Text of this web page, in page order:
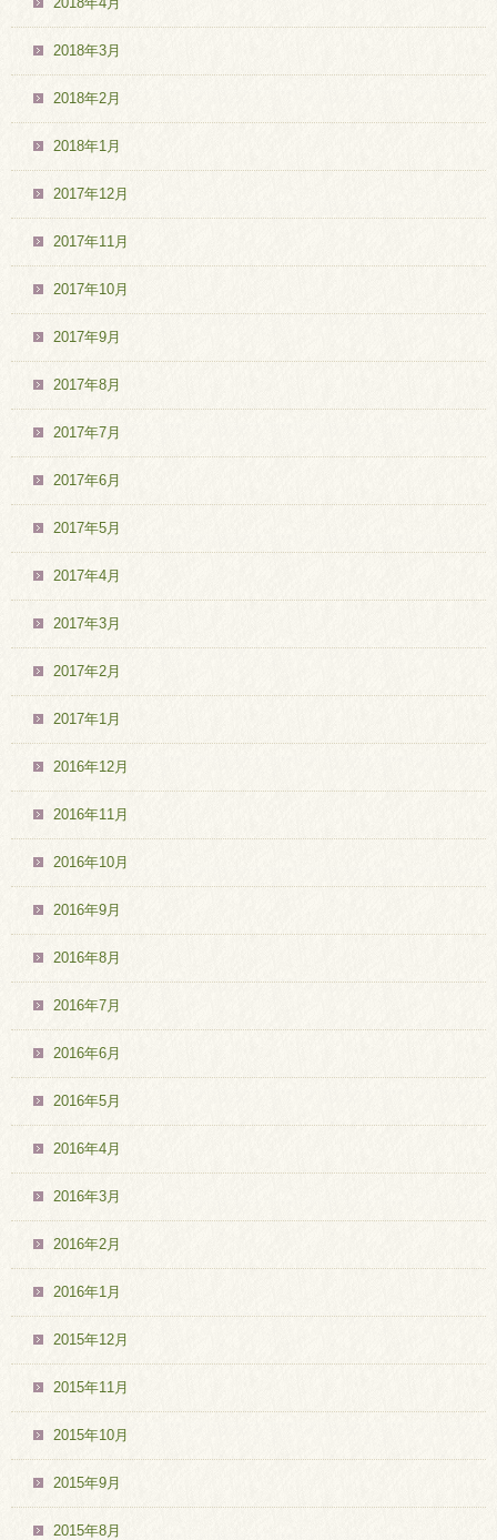
2018年3月
2018年2月
2018年1月
2017年12月
2017年11月
2017年10月
2017年9月
2017年8月
2017年7月
2017年6月
2017年5月
2017年4月
2017年3月
2017年2月
2017年1月
2016年12月
2016年11月
2016年10月
2016年9月
2016年8月
2016年7月
2016年6月
2016年5月
2016年4月
2016年3月
2016年2月
2016年1月
2015年12月
2015年11月
2015年10月
2015年9月
2015年8月